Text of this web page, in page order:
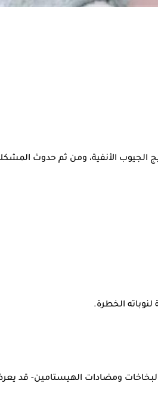
الجيوب الأنفية، ومن ثم حدوث
الخطرة.
ومضادات الهيستامين- قد